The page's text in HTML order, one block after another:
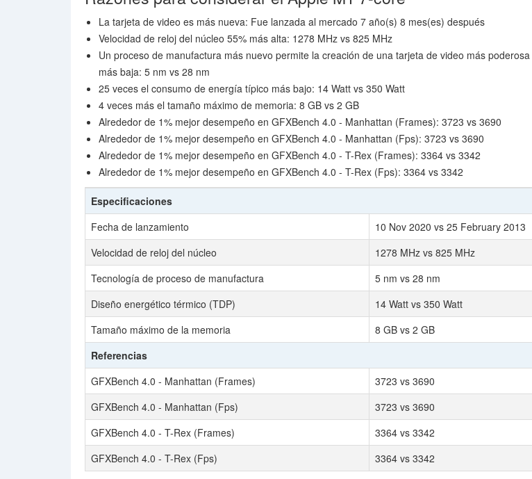
La tarjeta de video es más nueva: Fue lanzada al mercado 7 año(s) 8 mes(es) después
Velocidad de reloj del núcleo 55% más alta: 1278 MHz vs 825 MHz
Un proceso de manufactura más nuevo permite la creación de una tarjeta de video más
más baja: 5 nm vs 28 nm
25 veces el consumo de energía típico más bajo: 14 Watt vs 350 Watt
4 veces más el tamaño máximo de memoria: 8 GB vs 2 GB
Alrededor de 1% mejor desempeño en GFXBench 4.0 - Manhattan (Frames): 3723 vs 3690
Alrededor de 1% mejor desempeño en GFXBench 4.0 - Manhattan (Fps): 3723 vs 3690
Alrededor de 1% mejor desempeño en GFXBench 4.0 - T-Rex (Frames): 3364 vs 3342
Alrededor de 1% mejor desempeño en GFXBench 4.0 - T-Rex (Fps): 3364 vs 3342
Especificaciones
Fecha de lanzamiento
10 Nov 2020 vs 25 February 2013
Velocidad de reloj del núcleo
1278 MHz vs 825 MHz
Tecnología de proceso de manufactura
5 nm vs 28 nm
Diseño energético térmico (TDP)
14 Watt vs 350 Watt
Tamaño máximo de la memoria
8 GB vs 2 GB
Referencias
GFXBench 4.0 - Manhattan (Frames)
3723 vs 3690
GFXBench 4.0 - Manhattan (Fps)
3723 vs 3690
GFXBench 4.0 - T-Rex (Frames)
3364 vs 3342
GFXBench 4.0 - T-Rex (Fps)
3364 vs 3342